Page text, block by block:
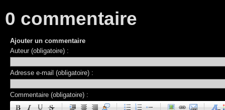
0 commentaire
Ajouter un commentaire
Auteur (obligatoire) :
Adresse e-mail (obligatoire) :
Commentaire (obligatoire) :